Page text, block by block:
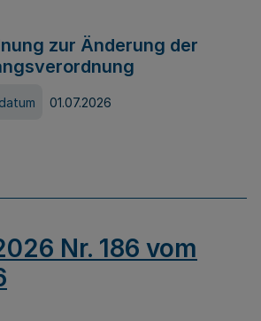
zur Änderung der
01.07.2026
Nr. 186 vom